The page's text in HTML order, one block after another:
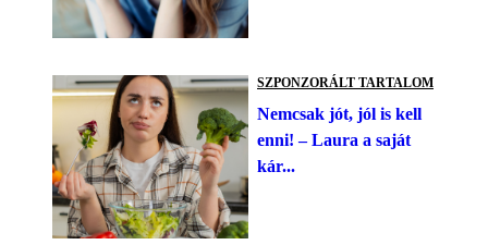
SZPONZORÁLT TARTALOM
Nemcsak jót, jól is kell
enni! – Laura a saját
kár...